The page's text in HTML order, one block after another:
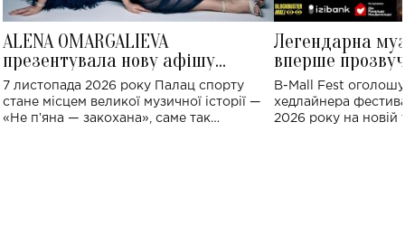
ALENA OMARGALIEVA
презентувала нову афішу
великого концерту в Палаці
спорту
7 листопада 2026 року Палац спорту
стане місцем великої музичної історії —
«Не пʼяна — закохана», саме так
Легендарна
вперше
Україні: де
B-Mall Fest
хедлайнера
2026 року на новій